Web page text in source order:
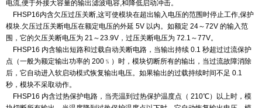
电流,便于外接大容量的输出滤波电容,和降低启动冲击。
FHSP16内含欠压过压关断,这可使模块在超出输入电压的范围时停止工作,保护
模块.欠压过压关断电压在额定电压的外延 5V 以内。如额定 24～72V 的输入范
围，它的欠压关断电压为 21～23.9V，过压关断电压为 72.1～77V。
FHSP16 内含输出短路和过载自动关断电路，当输出持续 0.1 秒超过过流保护
点（一般为额定输出功率的 200﹪）时，模块切断所有的输出，当过流故障消除
后，它自动进入软启动模式恢复输出电压。如果输出的过载持续时间不足 0.1
秒，模块不采取动作。
FHSP16 内含过热保护电路，当壳温到过热保护温度点（ 210℃）以上时， 模